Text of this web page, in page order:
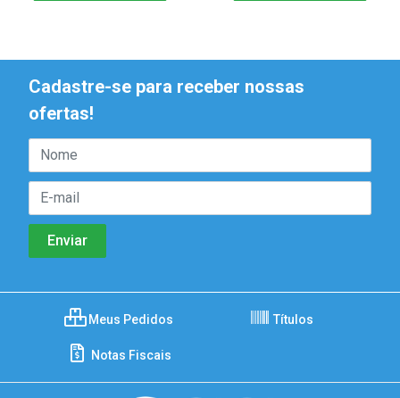
Cadastre-se para receber nossas
ofertas!
Meus Pedidos Títulos
Notas Fiscais